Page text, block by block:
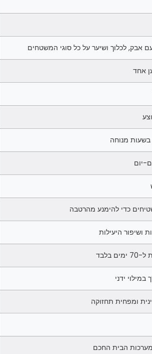
אבק, לכלוך ושיער על כל סוגי המשטחים
אחד
מנוחה
יום
כדי להימנע מהרטבה
ושיפור היעילות
במילוי ידני
ומפחית תחזוקה
הבית החכם